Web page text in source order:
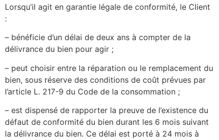
Lorsqu’il agit en garantie légale de conformité, le Client
:
– bénéficie d’un délai de deux ans à compter de la
délivrance du bien pour agir ;
– peut choisir entre la réparation ou le remplacement du
bien, sous réserve des conditions de coût prévues par
l’article L. 217-9 du Code de la consommation ;
– est dispensé de rapporter la preuve de l’existence du
défaut de conformité du bien durant les 6 mois suivant
la délivrance du bien. Ce délai est porté à 24 mois à